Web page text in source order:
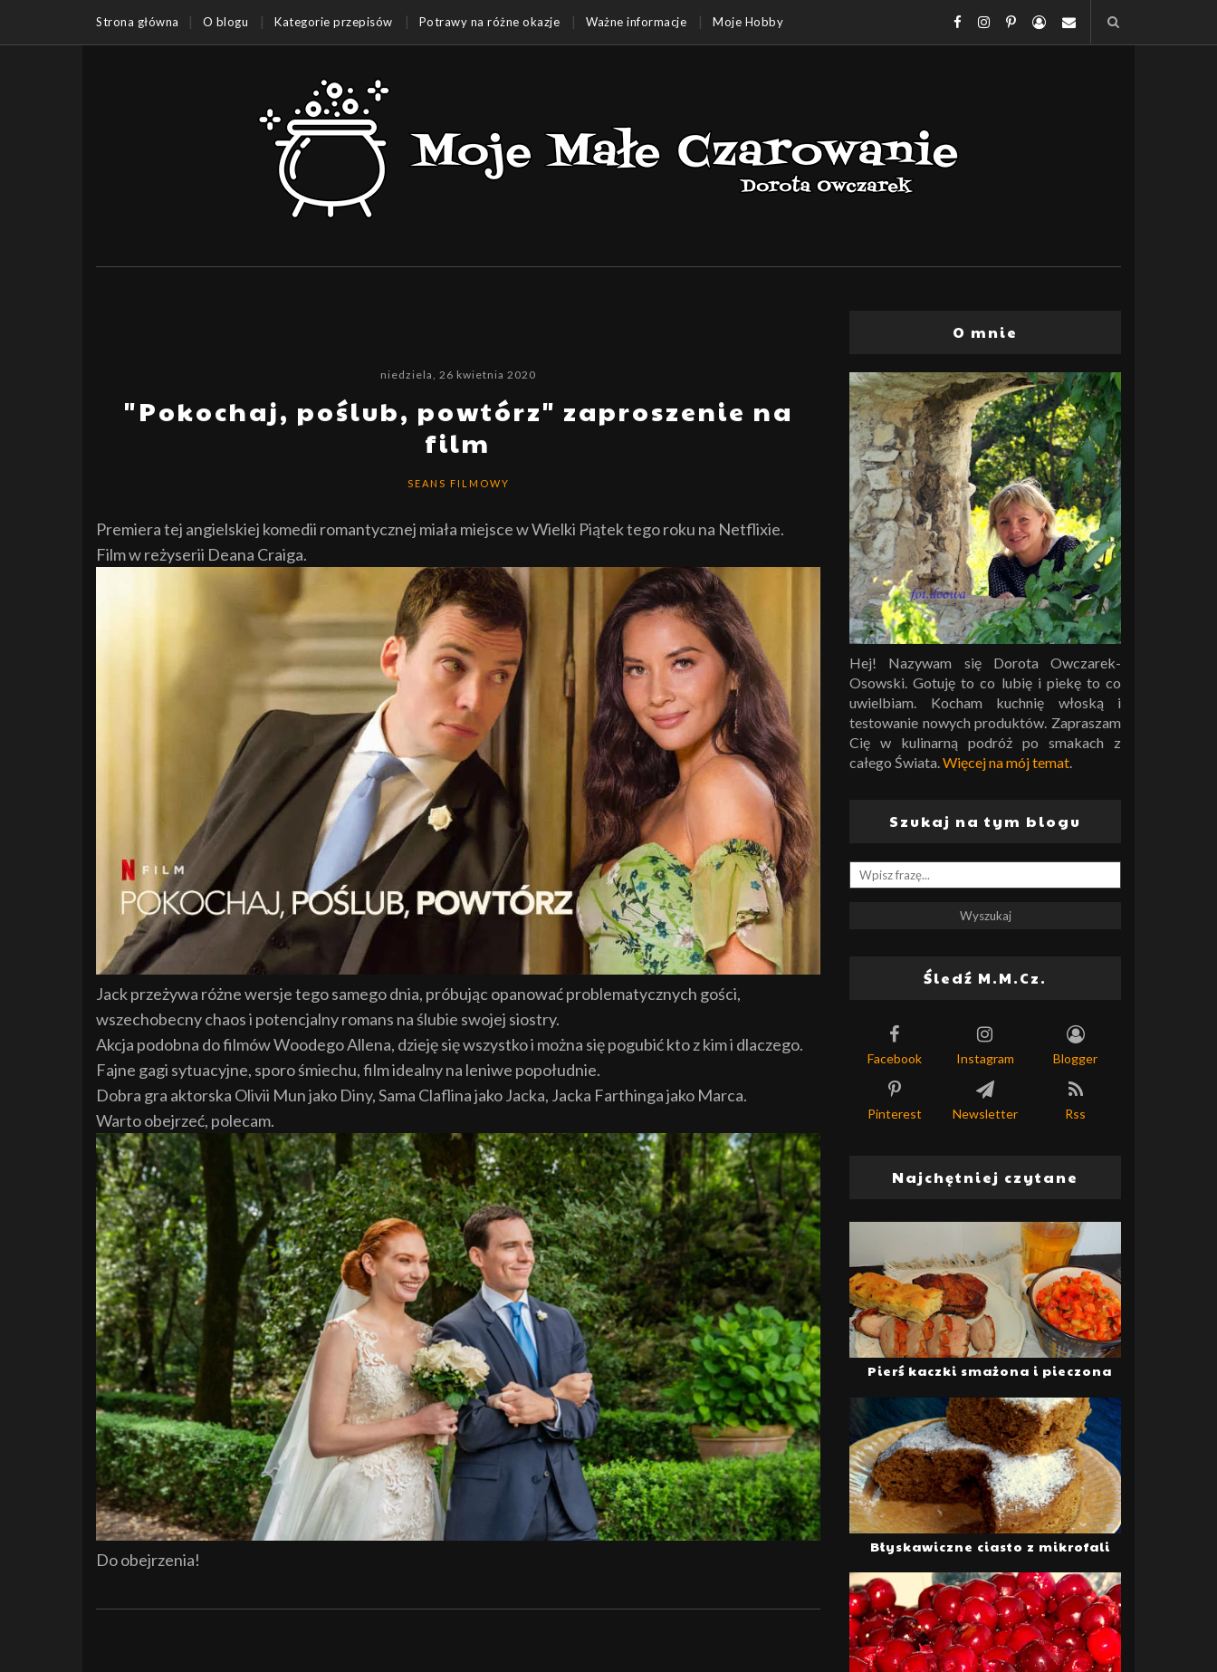
Strona główna O blogu Kategorie przepisów Potrawy na różne okazje Ważne informacje Moje Hobby
niedziela, 26 kwietnia 2020
"Pokochaj, poślub, powtórz" zaproszenie na
film
SEANS FILMOWY
Premiera tej angielskiej komedii romantycznej miała miejsce w Wielki Piątek tego roku na Netflixie.
Film w reżyserii Deana Craiga.
Jack przeżywa różne wersje tego samego dnia, próbując opanować problematycznych gości,
wszechobecny chaos i potencjalny romans na ślubie swojej siostry.
Akcja podobna do filmów Woodego Allena, dzieję się wszystko i można się pogubić kto z kim i dlaczego.
Fajne gagi sytuacyjne, sporo śmiechu, film idealny na leniwe popołudnie.
Dobra gra aktorska Olivii Mun jako Diny, Sama Claflina jako Jacka, Jacka Farthinga jako Marca.
Warto obejrzeć, polecam.
Do obejrzenia!
O mnie
Hej! Nazywam się Dorota Owczarek-
Osowski. Gotuję to co lubię i piekę to co
uwielbiam. Kocham kuchnię włoską i
testowanie nowych produktów. Zapraszam
Cię w kulinarną podróż po smakach z
całego Świata.Więcej na mój temat.
Szukaj na tym blogu
Śledź M.M.Cz.
Facebook Instagram Blogger
Pinterest Newsletter Rss
Najchętniej czytane
Pierś kaczki smażona i pieczona
Błyskawiczne ciasto z mikrofali